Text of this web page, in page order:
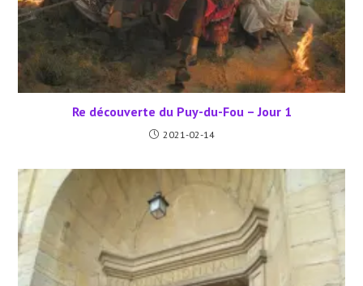
Re découverte du Puy-du-Fou – Jour 1
2021-02-14